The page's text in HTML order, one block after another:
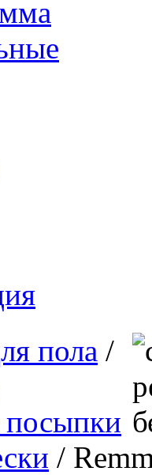
пола /
посыпки
/